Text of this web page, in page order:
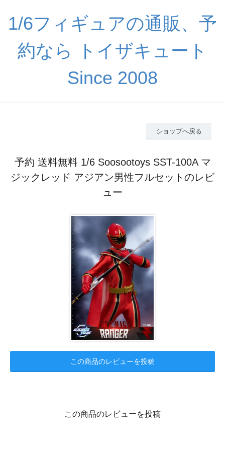
1/6フィギュアの通販、予
約なら トイザキュート
Since 2008
ショップへ戻る
予約 送料無料 1/6 Soosootoys SST-100A マ
ジックレッド アジアン男性フルセットのレビ
ュー
この商品のレビューを投稿
この商品のレビューを投稿